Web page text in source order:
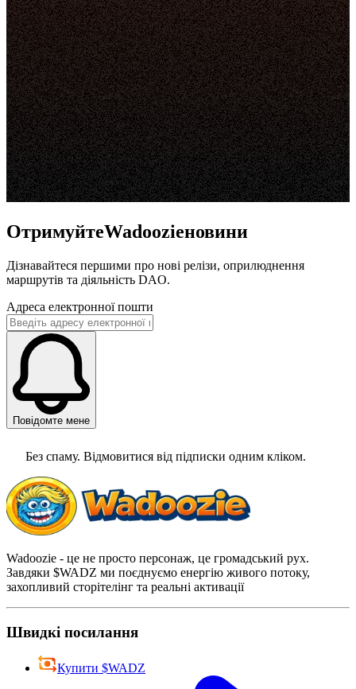
ОтримуйтеWadoozieновини
Дізнавайтеся першими про нові релізи, оприлюднення
маршрутів та діяльність DAO.
Адреса електронної пошти
Повідомте мене
Без спаму. Відмовитися від підписки одним кліком.
Wadoozie - це не просто персонаж, це громадський рух.
Завдяки $WADZ ми поєднуємо енергію живого потоку,
захопливий сторітелінг та реальні активації
Швидкі посилання
Купити $WADZ